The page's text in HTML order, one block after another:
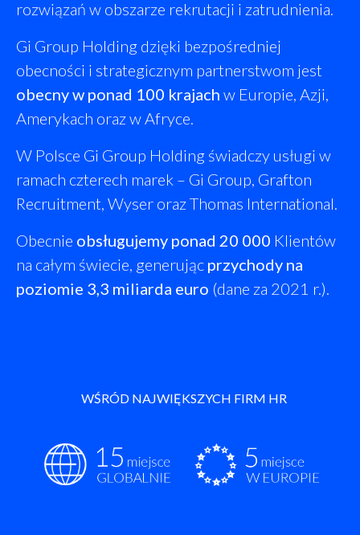
rozwiązań w obszarze rekrutacji i zatrudnienia.
Gi Group Holding dzięki bezpośredniej
obecności i strategicznym partnerstwom jest
obecny w ponad 100 krajach w Europie, Azji,
Amerykach oraz w Afryce.
W Polsce Gi Group Holding świadczy usługi w
ramach czterech marek – Gi Group, Grafton
Recruitment, Wyser oraz Thomas International.
Obecnie obsługujemy ponad 20 000 Klientów
na całym świecie, generując przychody na
poziomie 3,3 miliarda euro (dane za 2021 r.).
WŚRÓD NAJWIĘKSZYCH FIRM HR